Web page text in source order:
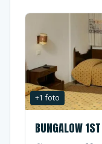
+1 foto
BUNGALOW